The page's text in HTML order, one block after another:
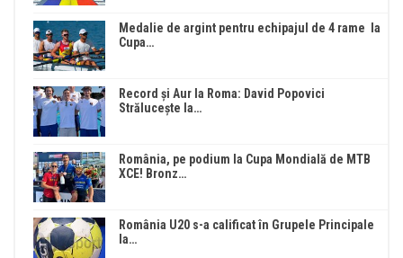
Medalie de argint pentru echipajul de 4 rame la
Cupa…
Record și Aur la Roma: David Popovici
Strălucește la…
România, pe podium la Cupa Mondială de MTB
XCE! Bronz…
România U20 s-a calificat în Grupele Principale
la…